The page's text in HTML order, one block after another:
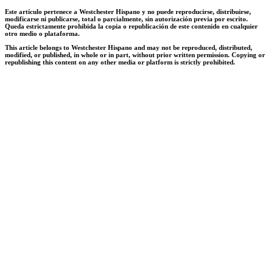
Este artículo pertenece a Westchester Hispano y no puede reproducirse, distribuirse,
modificarse ni publicarse, total o parcialmente, sin autorización previa por escrito.
Queda estrictamente prohibida la copia o republicación de este contenido en cualquier
otro medio o plataforma.
This article belongs to Westchester Hispano and may not be reproduced, distributed,
modified, or published, in whole or in part, without prior written permission. Copying or
republishing this content on any other media or platform is strictly prohibited.